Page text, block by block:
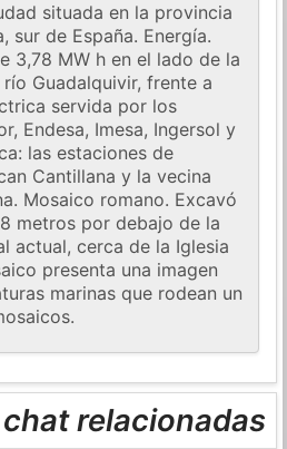
situada en la provincia
sur de España. Energía.
3,78 MW h en el lado de la
Guadalquivir, frente a
servida por los
Endesa, Imesa, Ingersol y
las estaciones de
Cantillana y la vecina
Mosaico romano. Excavó
metros por debajo de la
actual, cerca de la Iglesia
presenta una imagen
marinas que rodean un
relacionadas